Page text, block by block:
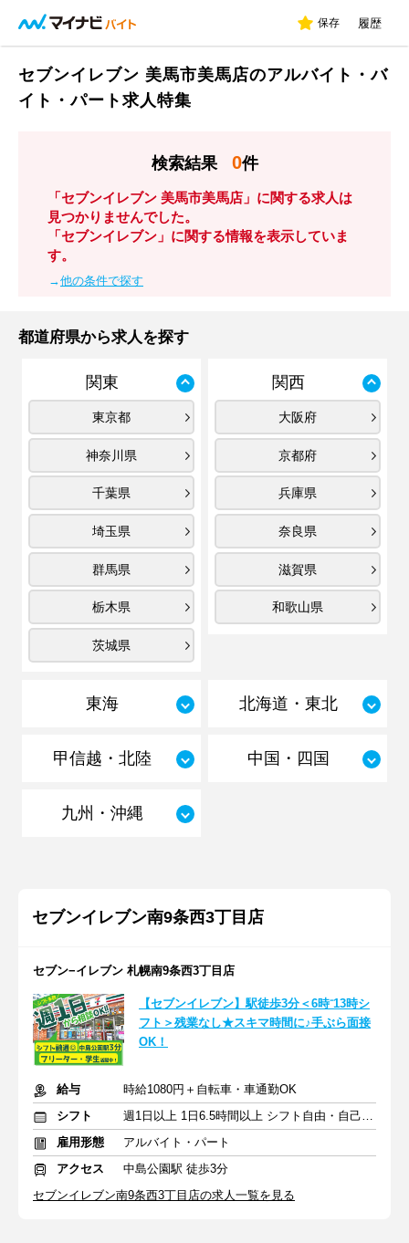
保存 履歴
セブンイレブン 美馬市美馬店のアルバイト・バ
イト・パート求人特集
検索結果 0件
「セブンイレブン 美馬市美馬店」に関する求人は
見つかりませんでした。
「セブンイレブン」に関する情報を表示していま
す。
→他の条件で探す
都道府県から求人を探す
関東
東京都
神奈川県
千葉県
埼玉県
群馬県
栃木県
茨城県
関西
大阪府
京都府
兵庫県
奈良県
滋賀県
和歌山県
東海 北海道・東北
甲信越・北陸 中国・四国
九州・沖縄
セブンイレブン南9条西3丁目店
セブン−イレブン 札幌南9条西3丁目店
【セブンイレブン】駅徒歩3分＜6時⁻13時シ
フト＞残業なし★スキマ時間に♪手ぶら面接
OK！
給与
時給1080円＋自転車・車通勤OK
シフト
週1日以上 1日6.5時間以上 シフト自由・自己申告
雇用形態
アルバイト・パート
アクセス
中島公園駅 徒歩3分
セブンイレブン南9条西3丁目店の求人一覧を見る